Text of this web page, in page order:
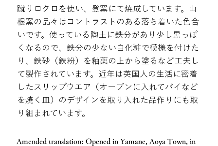
蹴りロクロを使い、登窯にて焼成しています。山
根窯の品々はコントラストのある落ち着いた色合
いです。使っている陶土に鉄分があり少し黒っぽ
くなるので、鉄分の少ない白化粧で模様を付けた
り、鉄砂（鉄粉）を釉薬の上から塗るなど工夫し
て製作されています。近年は英国人の生活に密着
したスリップウエア（オーブンに入れてパイなど
を焼く皿）のデザインを取り入れた品作りにも取
り組まれています。
Amended translation: Opened in Yamane, Aoya Town, in